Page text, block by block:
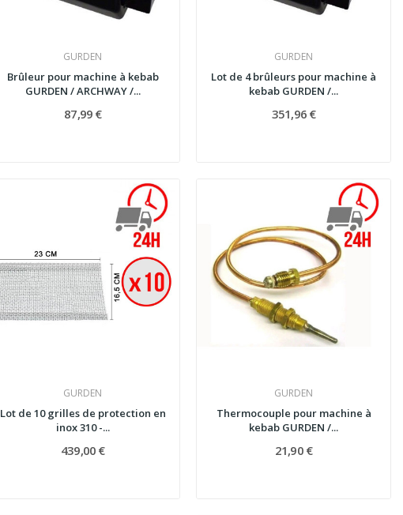
GURDEN
Brûleur pour machine à kebab
GURDEN / ARCHWAY /...
87,99 €
GURDEN
Lot de 4 brûleurs pour machine à
kebab GURDEN /...
351,96 €
GURDEN
Lot de 10 grilles de protection en
inox 310 -...
439,00 €
GURDEN
Thermocouple pour machine à
kebab GURDEN /...
21,90 €